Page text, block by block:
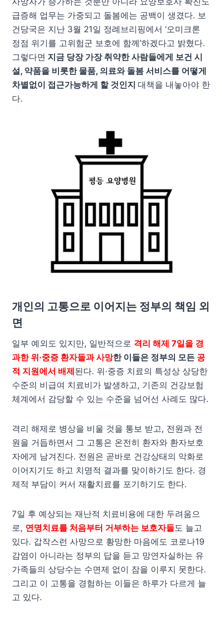
급증해 업무는 가중되고 돌봄에는 공백이 생겼다. 보
건당국은 지난 3월 21일 정례브리핑에서 ‘오미크론
정점 위기를 고위험군 보호에 함께’하겠다고 밝혔다.
그렇다면 지금 당장 가장 취약한 사람들에게 보건 시
설, 약품을 비롯한 물품, 의료와 돌봄 서비스를 어떻게
차별없이 접근가능하게 할 것인지 대책을 내놓아야 한
다.
개인의 고통으로 이어지는 정부의 책임 외
면
일부 예외도 있지만, 일반적으로 격리 해제 7일을 경
과한 위·중증 환자들과 사망한 이들은 정부의 모든 공
적 지원에서 배제된다. 위·중증 치료의 특성상 상당한
수준의 비급여 치료비가 발생하고, 기존의 건강보험
체계에서 감당할 수 있는 수준을 넘어선 사례도 많다.
격리 해제로 병상을 비울 것을 통보 받고, 전원과 전
원을 거듭하면서 그 고통은 온전히 환자와 환자보호
자에게 남겨진다. 전원은 곧바로 건강상태의 악화로
이어지기도 하고 치명적 결과를 맞이하기도 한다. 경
제적 부담이 커서 재활치료를 포기하기도 한다.
7일 후 예상되는 재난적 치료비용에 대한 두려움으
로, 연명치료를 처음부터 거부하는 보호자들도 늘고
있다. 갑작스런 사망으로 황망한 마음에도 코로나19
감염이 아니라는 정부의 답을 듣고 망연자실하는 유
가족들의 상당수는 수면제 없이 잠을 이루지 못한다.
그리고 이 고통을 경험하는 이들은 하루가 다르게 늘
고 있다.